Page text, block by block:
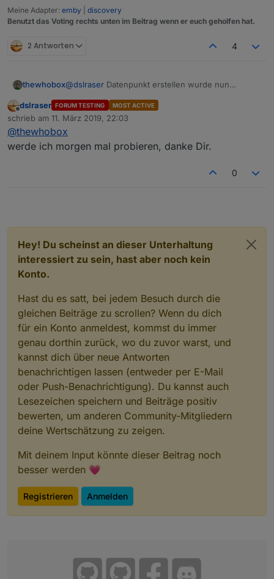
Meine Adapter: emby
discovery
Benutzt das Voting rechts unten im Beitrag wenn er euch geholfen hat.
2 Antworten 4
thewhobox@dslraser Datenpunkt erstellen wurde nun
Wer die Änderungen Probieren mag kann sie von
Github installieren:
https://github.com/thewhobox/ioBroker.javascript
Offline
dslraser FORUM TESTING MOST ACTIVE
schrieb am 11. März 2019, 22:03
zuletzt editiert von
@thewhobox
werde ich morgen mal probieren, danke Dir.
0
Hey! Du scheinst an dieser Unterhaltung
interessiert zu sein, hast aber noch kein
Konto.
Hast du es satt, bei jedem Besuch durch die
gleichen Beiträge zu scrollen? Wenn du dich
für ein Konto anmeldest, kommst du immer
genau dorthin zurück, wo du zuvor warst, und
kannst dich über neue Antworten
benachrichtigen lassen (entweder per E-Mail
oder Push-Benachrichtigung). Du kannst auch
Lesezeichen speichern und Beiträge positiv
bewerten, um anderen Community-Mitgliedern
deine Wertschätzung zu zeigen.
Mit deinem Input könnte dieser Beitrag noch
besser werden 💗
Registrieren Anmelden